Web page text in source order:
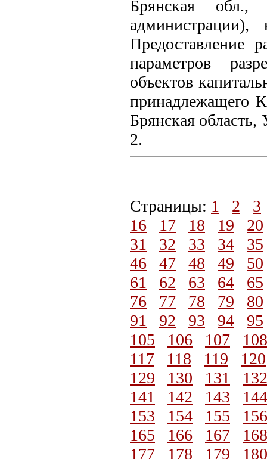
Брянская
Предоставление
параметров
объектов
принадлежащего
Брянская
2.
Страницы: 1 2
3
16
17 18 19
20
31
32 33 34
35
46
47 48 49
50
61
62 63 64
65
76
77 78 79
80
91
92 93 94
95
105
106 107
108
117
118 119
120
129
130 131
132
141
142 143
144
153
154 155
156
165
166 167
168
177
178 179
180